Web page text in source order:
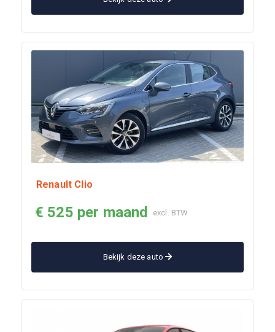
Renault Clio
€ 525 per maand excl. BTW
Bekijk deze auto